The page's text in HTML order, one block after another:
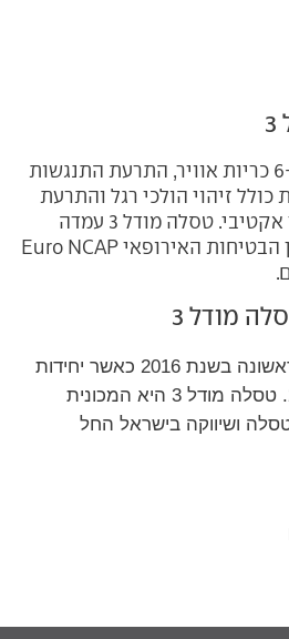
טסלה מודל 3 מצוידת ב-6 כריות אוויר, התרעת התנגשות
כולל זיהוי הולכי רגל והתרעת
סטייה מנתיב כולל היגוי אקטיבי. טסלה מודל 3 עמדה
למבחן הריסוק של ארגון הבטיחות האירופאי Euro NCAP
מודל 3
טסלה מודל 3 נחשפה לראשונה בשנת 2016 כאשר יחידות
ראשונות יוצרו מיולי 2017. טסלה מודל 3 היא המכונית
ושיווקה בישראל החל